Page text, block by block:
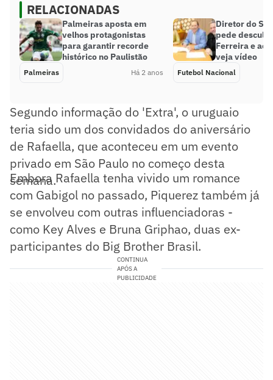
RELACIONADAS
Palmeiras aposta em
velhos protagonistas
para garantir recorde
histórico no Paulistão
Palmeiras Há 2 anos
Diretor do
pede
Ferreira e ao
veja vídeo
Futebol Nacional
Segundo informação do 'Extra', o uruguaio
teria sido um dos convidados do aniversário
de Rafaella, que aconteceu em um evento
privado em São Paulo no começo desta
semana.
Embora Rafaella tenha vivido um romance
com Gabigol no passado, Piquerez também já
se envolveu com outras influenciadoras -
como Key Alves e Bruna Griphao, duas ex-
participantes do Big Brother Brasil.
CONTINUA
APÓS A
PUBLICIDADE